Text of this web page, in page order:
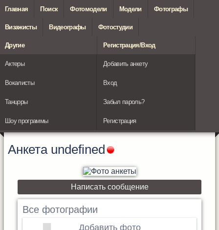
Главная Поиск Фотомодели Модели Фотографы
Визажисты Видеографы Фотостудии
Другие
Актеры
Вокалисты
Танцоры
Шоу программы
Регистрация/Вход
Добавить анкету
Вход
Забыл пароль?
Регистрация
Анкета undefined
Написать сообщение
Все фотографии
Добавить фото